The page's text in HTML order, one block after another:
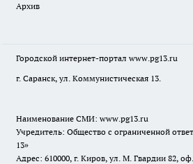
Архив
Городской интернет-портал www.pg13.ru
г. Саранск, ул. Коммунистическая 13.
Наименование СМИ: www.pg13.ru
Учредитель: Общество с ограниченной
13»
Адрес: 610000, г. Киров, ул. М. Гвардии 82,